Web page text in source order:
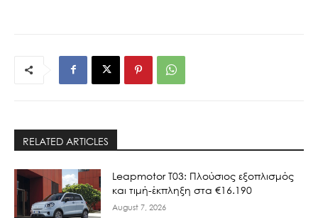
RELATED ARTICLES
Leapmotor T03: Πλούσιος εξοπλισμός
και τιμή-έκπληξη στα €16.190
August 7, 2026